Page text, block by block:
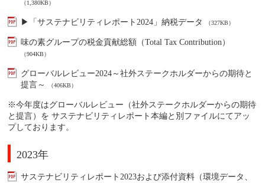
（1,380KB）
▶「サステナビリティレポート2024」納税データ （327KB）
味の素グループの税金貢献総額（Total Tax Contribution）
（904KB）
グローバルレビュー2024～社外ステークホルダーからの期待と
提言～
（406KB）
※今年度はグローバルレビュー（社外ステークホルダーからの期待
と提言）を サステナビリティレポート本編と別ファイルにてアッ
プしております。
2023年
サステナビリティレポート2023および添付資料（環境データ、